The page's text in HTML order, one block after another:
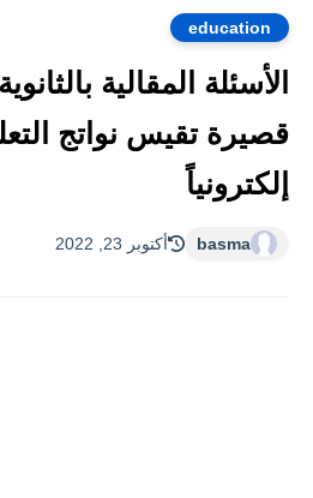
education
الأسئلة المقالية
قصيرة تقيس نواتج
إلكترونياً
basma أكتوبر 23, 2022